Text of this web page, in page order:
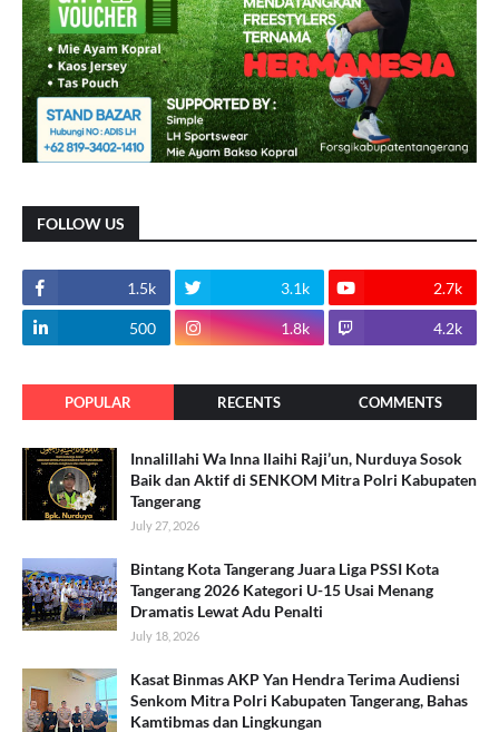
FOLLOW US
1.5k 3.1k 2.7k
500 1.8k 4.2k
POPULAR RECENTS COMMENTS
Innalillahi Wa Inna Ilaihi Raji’un, Nurduya Sosok
Baik dan Aktif di SENKOM Mitra Polri Kabupaten
Tangerang
July 27, 2026
Bintang Kota Tangerang Juara Liga PSSI Kota
Tangerang 2026 Kategori U-15 Usai Menang
Dramatis Lewat Adu Penalti
July 18, 2026
Kasat Binmas AKP Yan Hendra Terima Audiensi
Senkom Mitra Polri Kabupaten Tangerang, Bahas
Kamtibmas dan Lingkungan